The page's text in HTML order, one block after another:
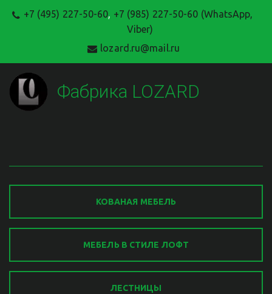
+7 (495) 227-50-60, +7 (985) 227-50-60 (WhatsApp,
Viber)
lozard.ru@mail.ru
Фабрика LOZARD
КОВАНАЯ МЕБЕЛЬ
МЕБЕЛЬ В СТИЛЕ ЛОФТ
ЛЕСТНИЦЫ